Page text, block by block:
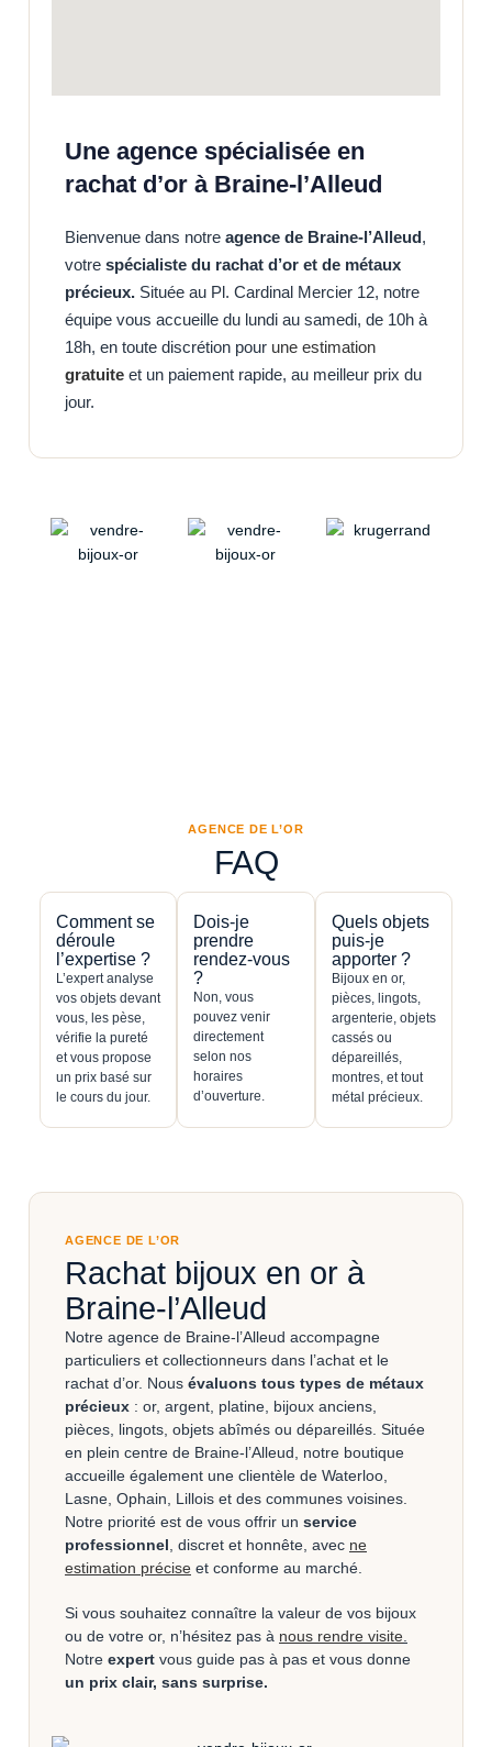
Une agence spécialisée en
rachat d’or à Braine-l’Alleud
Bienvenue dans notre agence de Braine-l’Alleud,
votre spécialiste du rachat d’or et de métaux
précieux. Située au Pl. Cardinal Mercier 12, notre
équipe vous accueille du lundi au samedi, de 10h à
18h, en toute discrétion pour une estimation
gratuite et un paiement rapide, au meilleur prix du
jour.
AGENCE DE L’OR
FAQ
Comment se
déroule
l’expertise ?
L’expert analyse
vos objets devant
vous, les pèse,
vérifie la pureté
et vous propose
un prix basé sur
le cours du jour.
Dois-je
prendre
rendez-vous
?
Non, vous
pouvez venir
directement
selon nos
horaires
d’ouverture.
Quels objets
puis-je
apporter ?
Bijoux en or,
pièces, lingots,
argenterie, objets
cassés ou
dépareillés,
montres, et tout
métal précieux.
AGENCE DE L’OR
Rachat bijoux en or à
Braine-l’Alleud
Notre agence de Braine-l’Alleud accompagne
particuliers et collectionneurs dans l’achat et le
rachat d’or. Nous évaluons tous types de métaux
précieux : or, argent, platine, bijoux anciens,
pièces, lingots, objets abîmés ou dépareillés. Située
en plein centre de Braine-l’Alleud, notre boutique
accueille également une clientèle de Waterloo,
Lasne, Ophain, Lillois et des communes voisines.
Notre priorité est de vous offrir un service
professionnel , discret et honnête, avec ne
estimation précise et conforme au marché.
Si vous souhaitez connaître la valeur de vos bijoux
ou de votre or, n’hésitez pas à nous rendre visite
Notre expert vous guide pas à pas et vous donne
un prix clair, sans surprise.